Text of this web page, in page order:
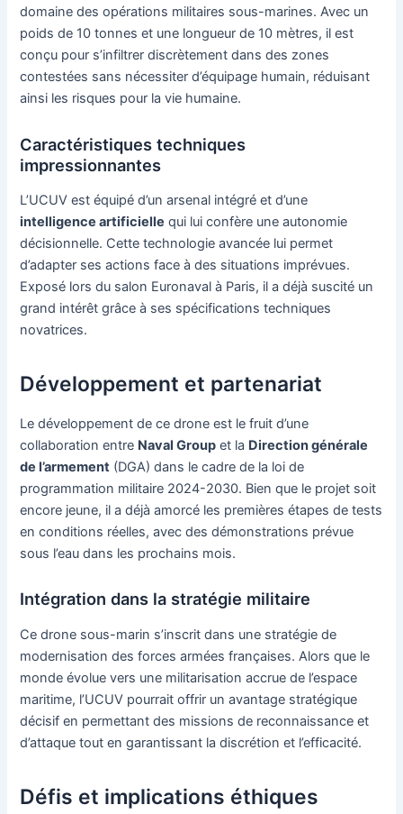
domaine des opérations militaires sous-marines. Avec un
poids de 10 tonnes et une longueur de 10 mètres, il est
conçu pour s’infiltrer discrètement dans des zones
contestées sans nécessiter d’équipage humain, réduisant
ainsi les risques pour la vie humaine.
Caractéristiques techniques
impressionnantes
L’UCUV est équipé d’un arsenal intégré et d’une
intelligence artificielle qui lui confère une autonomie
décisionnelle. Cette technologie avancée lui permet
d’adapter ses actions face à des situations imprévues.
Exposé lors du salon Euronaval à Paris, il a déjà suscité un
grand intérêt grâce à ses spécifications techniques
novatrices.
Développement et partenariat
Le développement de ce drone est le fruit d’une
collaboration entre Naval Group et la Direction générale
de l’armement (DGA) dans le cadre de la loi de
programmation militaire 2024-2030. Bien que le projet soit
encore jeune, il a déjà amorcé les premières étapes de tests
en conditions réelles, avec des démonstrations prévue
sous l’eau dans les prochains mois.
Intégration dans la stratégie militaire
Ce drone sous-marin s’inscrit dans une stratégie de
modernisation des forces armées françaises. Alors que le
monde évolue vers une militarisation accrue de l’espace
maritime, l’UCUV pourrait offrir un avantage stratégique
décisif en permettant des missions de reconnaissance et
d’attaque tout en garantissant la discrétion et l’efficacité.
Défis et implications éthiques